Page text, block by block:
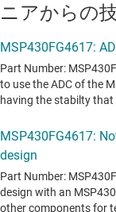
ニアからの